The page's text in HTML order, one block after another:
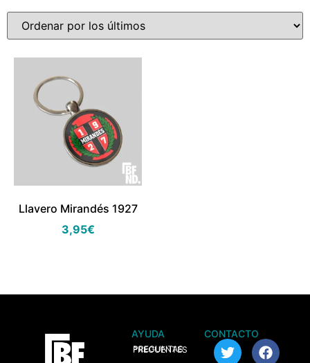
Llavero Mirandés 1927
3,95€
AYUDA
> PREGUNTAS FRECUENTES
CONTACTO